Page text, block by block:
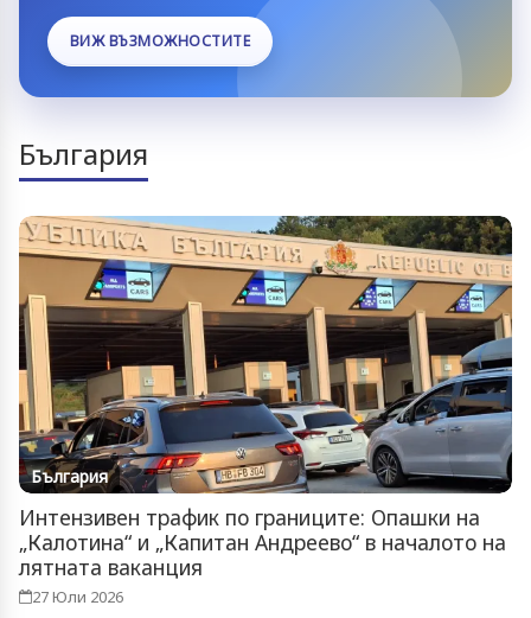
ВИЖ ВЪЗМОЖНОСТИТЕ
България
България
Интензивен трафик по границите: Опашки на
„Калотина“ и „Капитан Андреево“ в началото на
лятната ваканция
27 Юли 2026